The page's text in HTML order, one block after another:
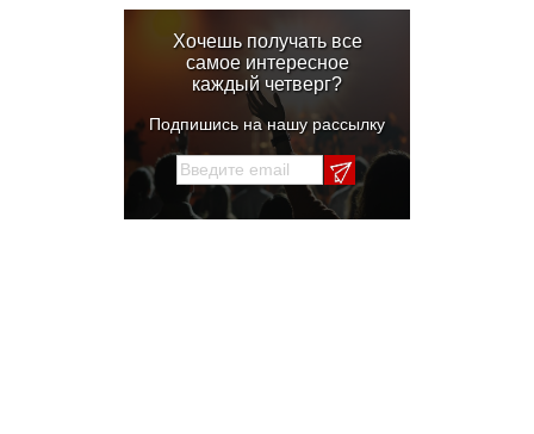
Хочешь получать все
самое интересное
каждый четверг?
Подпишись на нашу рассылку